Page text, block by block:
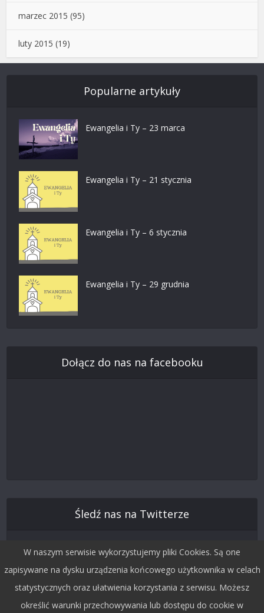
marzec 2015 (95)
luty 2015 (19)
Popularne artykuły
Ewangelia i Ty – 23 marca
Ewangelia i Ty – 21 stycznia
Ewangelia i Ty – 6 stycznia
Ewangelia i Ty – 29 grudnia
Dołącz do nas na facebooku
Śledź nas na Twitterze
W naszym serwisie wykorzystujemy pliki Cookies. Są one
zapisywane na dysku urządzenia końcowego użytkownika w celach
statystycznych oraz ułatwienia korzystania z serwisu. Możesz
określić warunki przechowywania lub dostępu do cookie w